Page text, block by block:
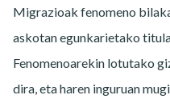
Migrazioak fenomeno
askotan egunkarietako
Fenomenoarekin lotutako
dira, eta haren inguruan